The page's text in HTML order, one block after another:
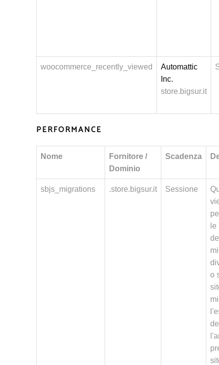
woocommerce_recently_viewed
Automattic
Inc.
store.bigsur.it
PERFORMANCE
Nome
Fornitore /
Dominio
Scadenza
sbjs_migrations .store.bigsur.it Sessione
o